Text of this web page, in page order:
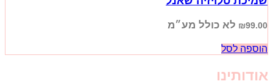
₪99.00 לא כולל מע״מ
הוספה לסל
אודותינו